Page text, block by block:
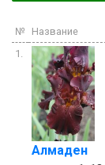
№ Название
1.
Алмаден